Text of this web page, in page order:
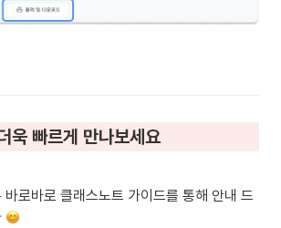
욱 빠르게 만나보세요
바로바로 클래스노트 가이드를 통해 안내 드